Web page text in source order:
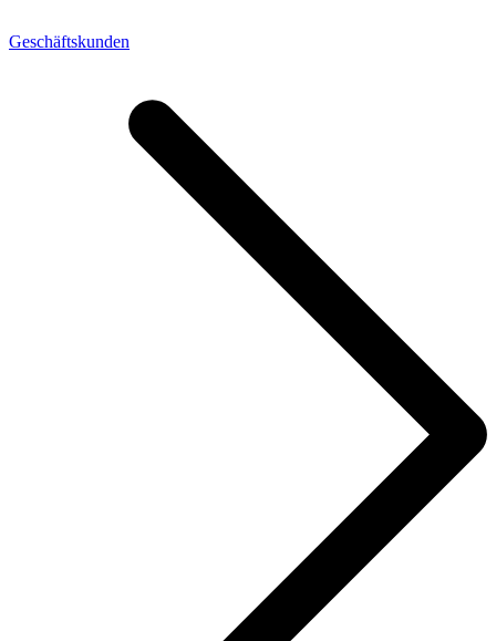
Geschäftskunden